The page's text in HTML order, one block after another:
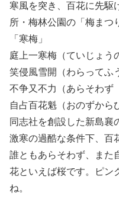
寒風を突き、百花に先駆
所・梅林公園の「梅まつ
「寒梅」
庭上一寒梅（ていじょう
笑侵風雪開（わらってふ
不争又不力（あらそわず
自占百花魁（おのずか
同志社を創設した新島襄
激寒の過酷な条件下、百
誰ともあらそわず、また
花といえば桜です。ピン
ね。